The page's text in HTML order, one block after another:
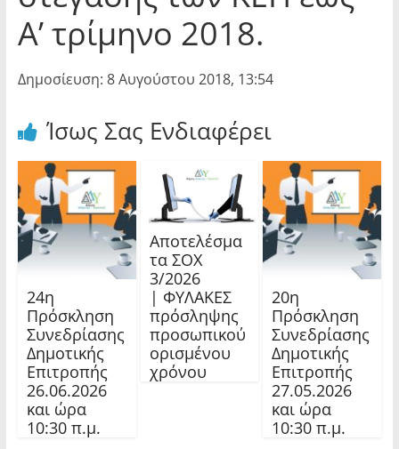
Α’ τρίμηνο 2018.
Δημοσίευση: 8 Αυγούστου 2018, 13:54
Ίσως Σας Ενδιαφέρει
24η
Πρόσκληση
Συνεδρίασης
Δημοτικής
Επιτροπής
26.06.2026
και ώρα
10:30 π.μ.
Αποτελέσμα
τα ΣΟΧ
3/2026
| ΦΥΛΑΚΕΣ
πρόσληψης
προσωπικού
ορισμένου
χρόνου
20η
Πρόσκληση
Συνεδρίασης
Δημοτικής
Επιτροπής
27.05.2026
και ώρα
10:30 π.μ.